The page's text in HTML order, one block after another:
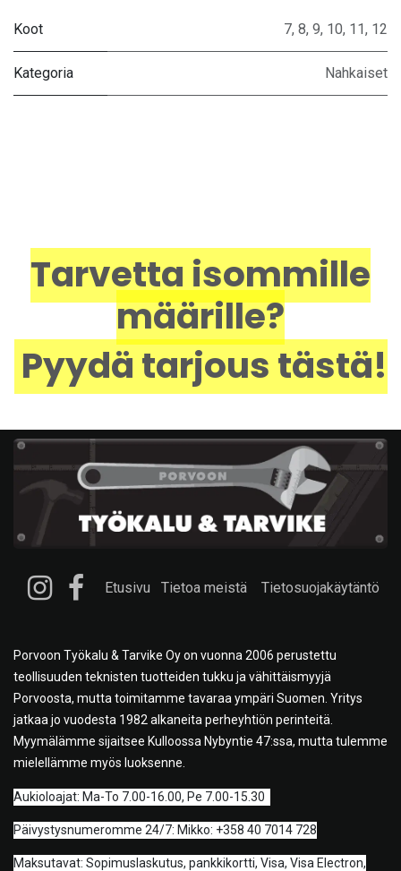
Koot 7, 8, 9, 10, 11, 12
Kategoria Nahkaiset
Tarvetta isommille
määrille?
Pyydä tarjous tästä!
Etusivu Tietoa meistä Tietosuojakäytäntö
Porvoon Työkalu & Tarvike Oy on vuonna 2006 perustettu
teollisuuden teknisten tuotteiden tukku ja vähittäismyyjä
Porvoosta, mutta toimitamme tavaraa ympäri Suomen. Yritys
jatkaa jo vuodesta 1982 alkaneita perheyhtiön perinteitä.
Myymälämme sijaitsee Kulloossa Nybyntie 47:ssa, mutta tulemme
mielellämme myös luoksenne.
Aukioloajat: Ma-To 7.00-16.00, Pe 7.00-15.30
Päivystysnumeromme 24/7: Mikko: +358 40 7014 728
Maksutavat: Sopimuslaskutus, pankkikortti, Visa, Visa Electron,